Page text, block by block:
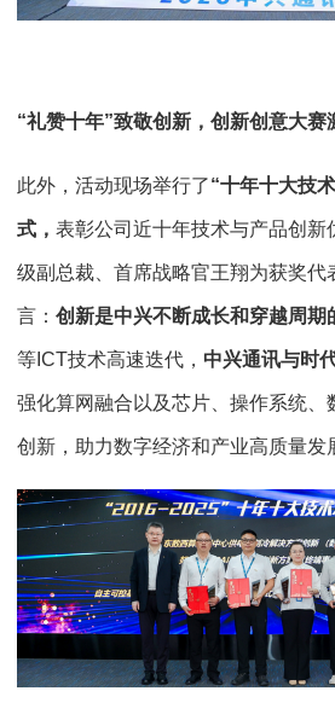
“礼赞十年”致敬创新，创新创意大赛
此外，活动现场举行了“十年十大技
式， 表彰公司近十年技术与产品创新
级副总裁、首席战略官王翔为获奖代
言： 创新是中兴不断成长和穿越周期
等ICT技术高速迭代， 中兴通讯与时
强化算网融合以及芯片、操作系统、
创新，助力数字经济和产业高质量发